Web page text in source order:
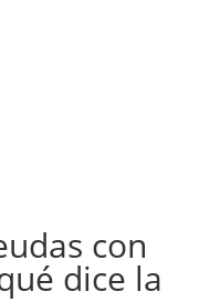
con
dice la